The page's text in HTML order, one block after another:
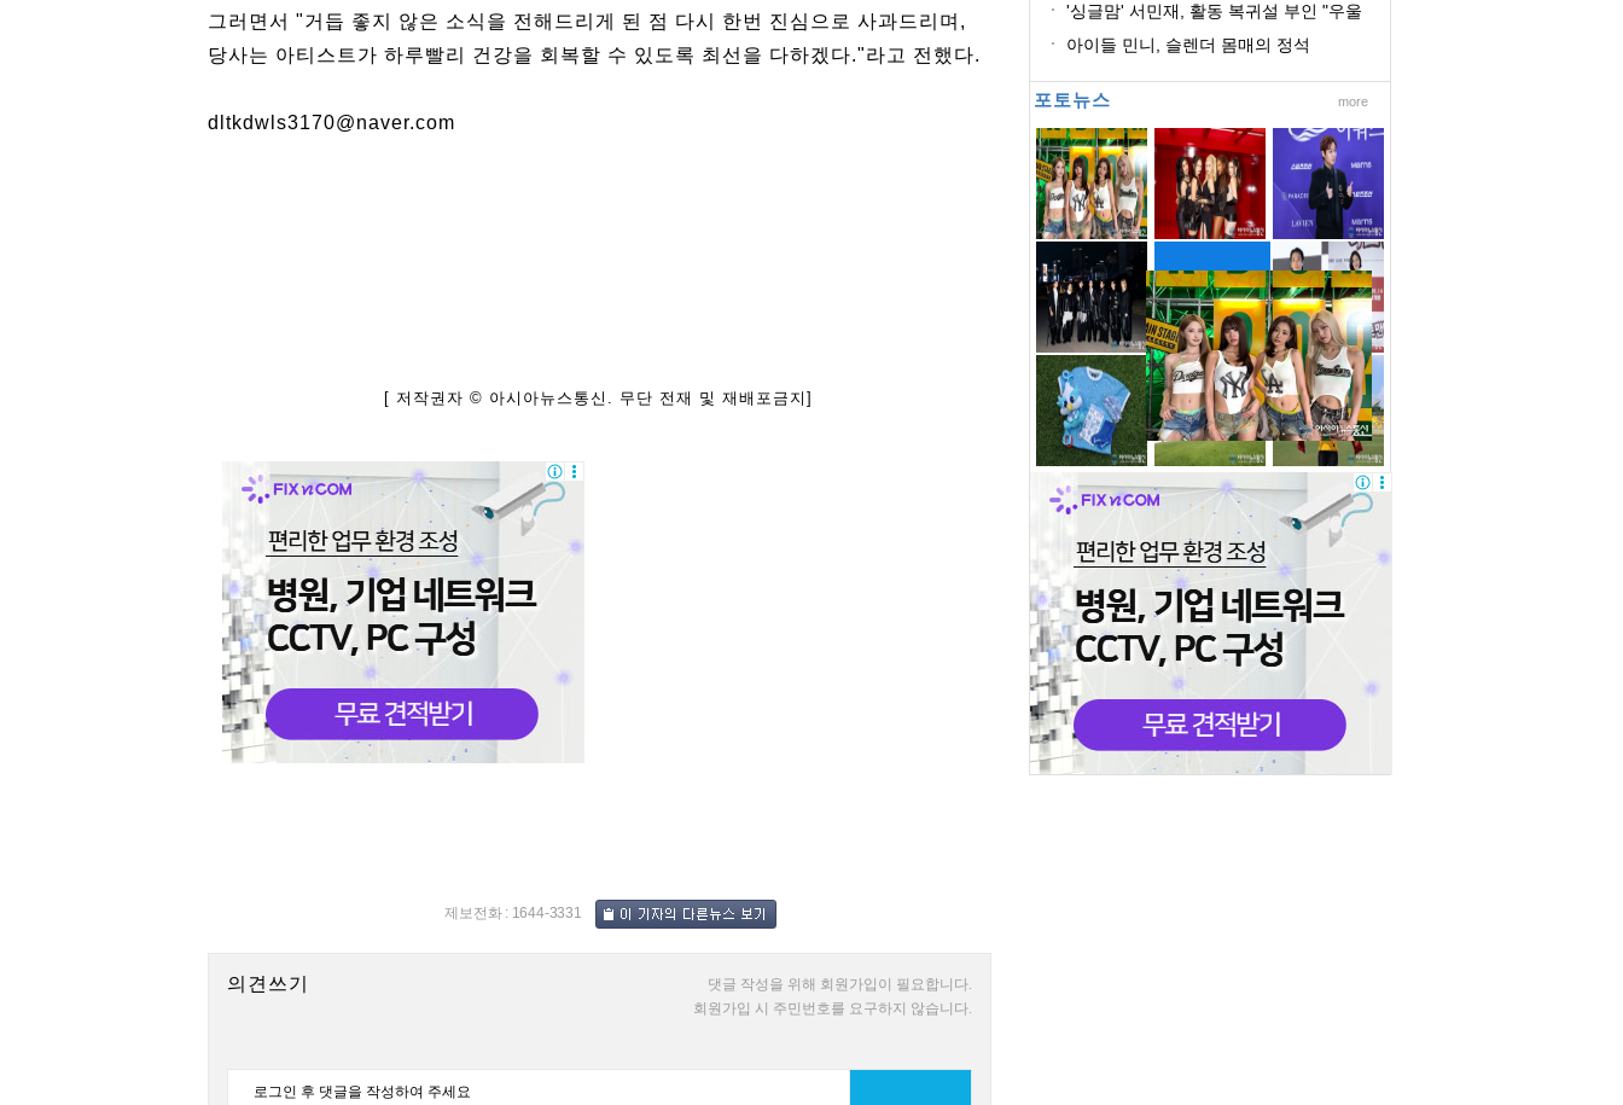
그러면서 "거듭 좋지 않은 소식을 전해드리게 된 점 다시 한번 진심으로 사과드리며,
당사는 아티스트가 하루빨리 건강을 회복할 수 있도록 최선을 다하겠다."라고 전했다.
dltkdwls3170@naver.com
[ 저작권자 © 아시아뉴스통신. 무단 전재 및 재배포금지]
제보전화 : 1644-3331
의견쓰기
댓글 작성을 위해 회원가입이 필요합니다.
회원가입 시 주민번호를 요구하지 않습니다.
'싱글맘' 서민재, 활동 복귀설 부인 "우울
아이들 민니, 슬렌더 몸매의 정석
포토뉴스 more